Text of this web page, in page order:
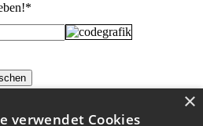
*
verwendet Cookies
×